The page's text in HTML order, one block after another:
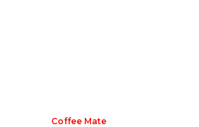
Coffee Mate